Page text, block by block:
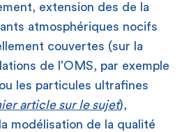
extension des de la
atmosphériques nocifs
couvertes (sur la
de l’OMS, par exemple
les particules ultrafines
article sur le sujet),
modélisation de la qualité